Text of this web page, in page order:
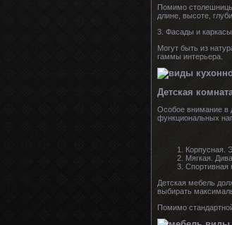
Помимо
длине, высоте,
3. Фасады и
Могут быть из
гаммы интерьера.
Детская
Особое внимание в
функциональных
Корпусная.
Мягкая.
Спортивная
Детская мебель
выбирать
Помимо